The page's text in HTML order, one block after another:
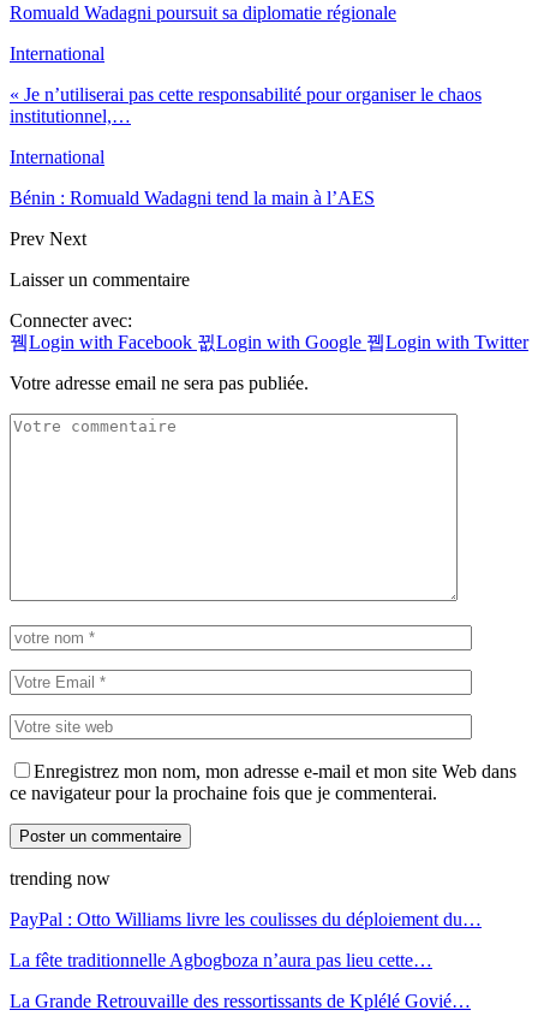
Romuald Wadagni poursuit sa diplomatie régionale
International
« Je n’utiliserai pas cette responsabilité pour organiser le chaos
institutionnel,…
International
Bénin : Romuald Wadagni tend la main à l’AES
Prev Next
Laisser un commentaire
Connecter avec:
Login with Facebook
Login with Google
Login with Twitter
Votre adresse email ne sera pas publiée.
Enregistrez mon nom, mon adresse e-mail et mon site Web dans
ce navigateur pour la prochaine fois que je commenterai.
trending now
PayPal : Otto Williams livre les coulisses du déploiement du…
La fête traditionnelle Agbogboza n’aura pas lieu cette…
La Grande Retrouvaille des ressortissants de Kplélé Govié…